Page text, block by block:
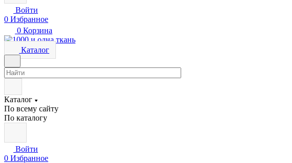
Войти
0 Избранное
0 Корзина
Каталог
Каталог
По всему сайту
По каталогу
Войти
0 Избранное